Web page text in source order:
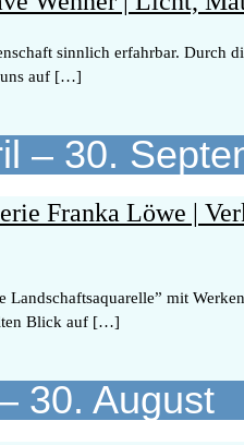
sinnlich erfahrbar. Durch
uns auf […]
– 30.
Franka Löwe |
Landschaftsaquarelle” mit
Blick auf […]
30. August